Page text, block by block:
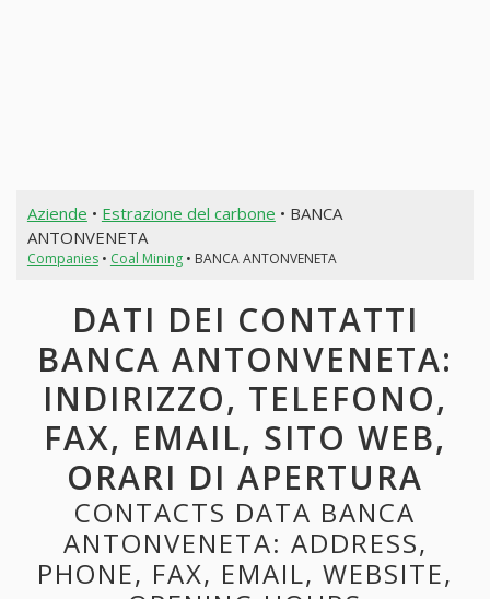
Aziende • Estrazione del carbone • BANCA
ANTONVENETA
Companies• Coal Mining• BANCA ANTONVENETA
DATI DEI CONTATTI
BANCA ANTONVENETA:
INDIRIZZO, TELEFONO,
FAX, EMAIL, SITO WEB,
ORARI DI APERTURA
CONTACTS DATA BANCA
ANTONVENETA: ADDRESS,
PHONE, FAX, EMAIL, WEBSITE,